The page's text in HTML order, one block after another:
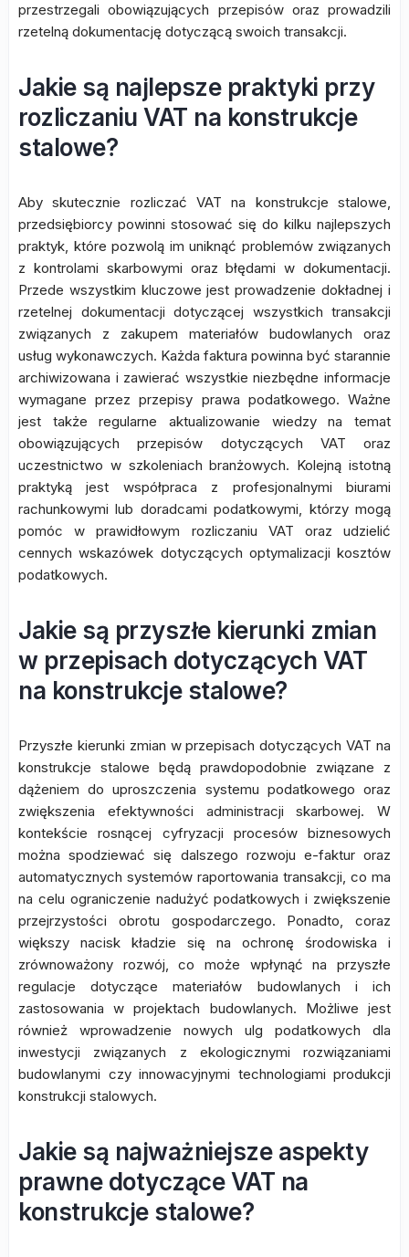
przestrzegali obowiązujących przepisów oraz prowadzili
rzetelną dokumentację dotyczącą swoich transakcji.
Jakie są najlepsze praktyki przy
rozliczaniu VAT na konstrukcje
stalowe?
Aby skutecznie rozliczać VAT na konstrukcje stalowe,
przedsiębiorcy powinni stosować się do kilku najlepszych
praktyk, które pozwolą im uniknąć problemów związanych
z kontrolami skarbowymi oraz błędami w dokumentacji.
Przede wszystkim kluczowe jest prowadzenie dokładnej i
rzetelnej dokumentacji dotyczącej wszystkich transakcji
związanych z zakupem materiałów budowlanych oraz
usług wykonawczych. Każda faktura powinna być starannie
archiwizowana i zawierać wszystkie niezbędne informacje
wymagane przez przepisy prawa podatkowego. Ważne
jest także regularne aktualizowanie wiedzy na temat
obowiązujących przepisów dotyczących VAT oraz
uczestnictwo w szkoleniach branżowych. Kolejną istotną
praktyką jest współpraca z profesjonalnymi biurami
rachunkowymi lub doradcami podatkowymi, którzy mogą
pomóc w prawidłowym rozliczaniu VAT oraz udzielić
cennych wskazówek dotyczących optymalizacji kosztów
podatkowych.
Jakie są przyszłe kierunki zmian
w przepisach dotyczących VAT
na konstrukcje stalowe?
Przyszłe kierunki zmian w przepisach dotyczących VAT na
konstrukcje stalowe będą prawdopodobnie związane z
dążeniem do uproszczenia systemu podatkowego oraz
zwiększenia efektywności administracji skarbowej. W
kontekście rosnącej cyfryzacji procesów biznesowych
można spodziewać się dalszego rozwoju e-faktur oraz
automatycznych systemów raportowania transakcji, co ma
na celu ograniczenie nadużyć podatkowych i zwiększenie
przejrzystości obrotu gospodarczego. Ponadto, coraz
większy nacisk kładzie się na ochronę środowiska i
zrównoważony rozwój, co może wpłynąć na przyszłe
regulacje dotyczące materiałów budowlanych i ich
zastosowania w projektach budowlanych. Możliwe jest
również wprowadzenie nowych ulg podatkowych dla
inwestycji związanych z ekologicznymi rozwiązaniami
budowlanymi czy innowacyjnymi technologiami produkcji
konstrukcji stalowych.
Jakie są najważniejsze aspekty
prawne dotyczące VAT na
konstrukcje stalowe?